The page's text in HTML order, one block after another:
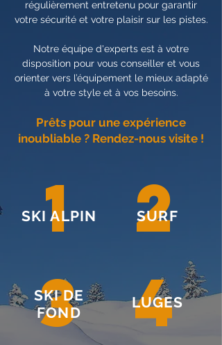
régulièrement entretenu pour garantir
votre sécurité et votre plaisir sur les pistes.
Notre équipe d'experts est à votre
disposition pour vous conseiller et vous
orienter vers l’équipement le mieux adapté
à votre style et à vos besoins.
Prêts pour une expérience
inoubliable ? Rendez-nous visite !
1
SKI ALPIN 2
SURF
3
SKI DE
FOND
4
LUGES